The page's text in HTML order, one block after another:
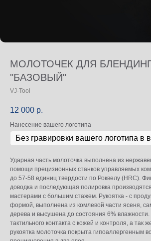
МОЛОТОЧЕК ДЛЯ
"БАЗОВЫЙ"
VJ-Tool
12 000 р.
Нанесение вашего логотипа
Ударная часть молоточка выполнена из
помощи прецизионных станков управляемых
до 57-58 единиц твердости по Роквелу (HRC).
доводка и последующая полировка
мастерами с большим стажем. Рукоятка - с
формой, выполнена из комлевой части ясеня,
дерева и высушена до состояния 6% влажности.
тактильного контакта с кожей и контроля, а так
рукоятка молоточка покрыта гипоаллергенным